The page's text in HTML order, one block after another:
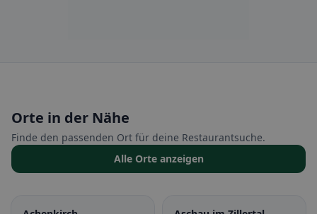
Orte in der Nähe
Finde den passenden Ort für deine Restaurantsuche.
Alle Orte anzeigen